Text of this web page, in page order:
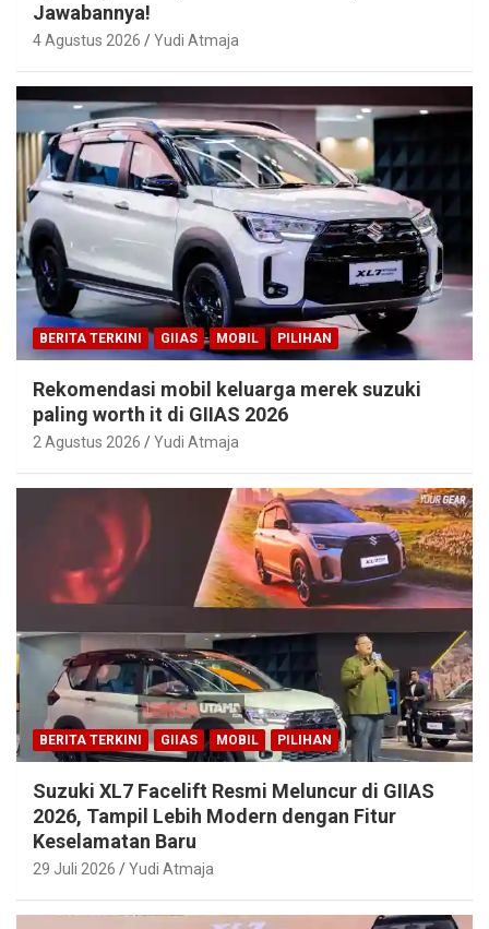
Jawabannya!
4 Agustus 2026 Yudi Atmaja
BERITA TERKINI GIIAS MOBIL PILIHAN
Rekomendasi mobil keluarga merek suzuki
paling worth it di GIIAS 2026
2 Agustus 2026 Yudi Atmaja
BERITA TERKINI GIIAS MOBIL PILIHAN
Suzuki XL7 Facelift Resmi Meluncur di GIIAS
2026, Tampil Lebih Modern dengan Fitur
Keselamatan Baru
29 Juli 2026 Yudi Atmaja